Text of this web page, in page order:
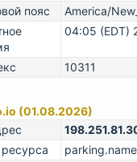
пояс
America/
04:05 (EDT)
10311
(01.08.2026)